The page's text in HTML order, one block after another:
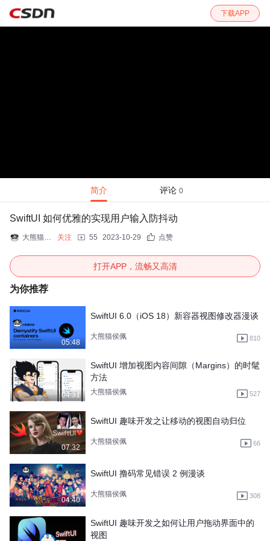
下载APP
简介 评论 0
SwiftUI 如何优雅的实现用户输入防抖动
大熊猫侯佩 关注 55 2023-10-29 点赞
打开APP，流畅又高清
为你推荐
05:48
SwiftUI 6.0（iOS 18）新容器视图修改器漫谈
大熊猫侯佩 810
04:31
SwiftUI 增加视图内容间隙（Margins）的时髦
方法
大熊猫侯佩 527
07:32
SwiftUI 趣味开发之让移动的视图自动归位
大熊猫侯佩 66
04:40
SwiftUI 撸码常见错误 2 例漫谈
大熊猫侯佩 308
SwiftUI 趣味开发之如何让用户拖动界面中的
视图